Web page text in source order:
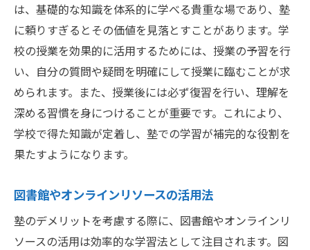
は、基礎的な知識を体系的に学べる貴重な場であり、塾
に頼りすぎるとその価値を見落とすことがあります。学
校の授業を効果的に活用するためには、授業の予習を行
い、自分の質問や疑問を明確にして授業に臨むことが求
められます。また、授業後には必ず復習を行い、理解を
深める習慣を身につけることが重要です。これにより、
学校で得た知識が定着し、塾での学習が補完的な役割を
果たすようになります。
図書館やオンラインリソースの活用法
塾のデメリットを考慮する際に、図書館やオンラインリ
ソースの活用は効率的な学習法として注目されます。図